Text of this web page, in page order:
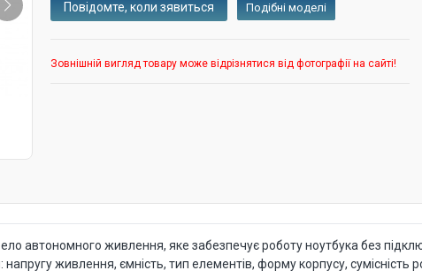
Подібні моделі
Зовнішній вигляд товару може відрізнятися від фотографії на сайті!
автономного живлення, яке забезпечує роботу ноутбука без
живлення, ємність, тип елементів, форму корпусу, сумісність